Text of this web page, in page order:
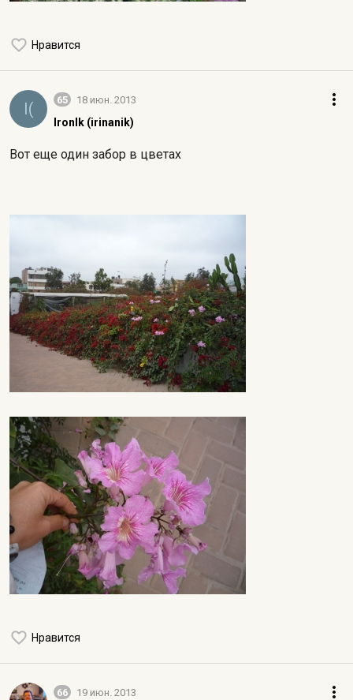
Нравится
I( 65 18 июн. 2013
IronIk (irinanik)
Вот еще один забор в цветах
Нравится
66 19 июн. 2013